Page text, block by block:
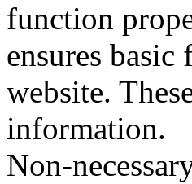
function
ensures
website.
information.
Non-